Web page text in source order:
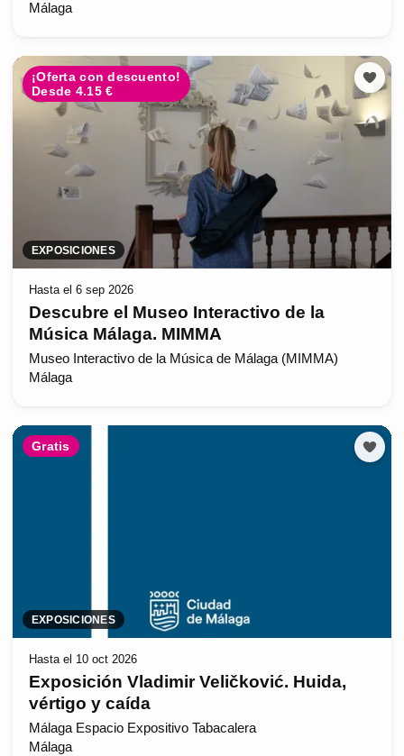
Málaga
¡Oferta con descuento!
Desde 4.15 €
EXPOSICIONES
Hasta el 6 sep 2026
Descubre el Museo Interactivo de la
Música Málaga. MIMMA
Museo Interactivo de la Música de Málaga (MIMMA)
Málaga
Gratis
EXPOSICIONES
Hasta el 10 oct 2026
Exposición Vladimir Veličković. Huida,
vértigo y caída
Málaga Espacio Expositivo Tabacalera
Málaga